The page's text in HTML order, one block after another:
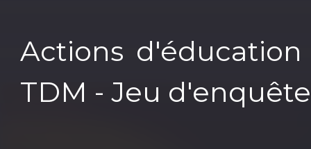
Actions
TDM - Jeu